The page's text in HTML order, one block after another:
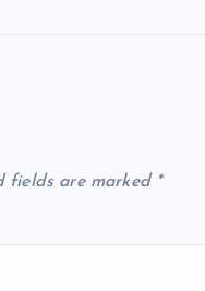
fields are marked *